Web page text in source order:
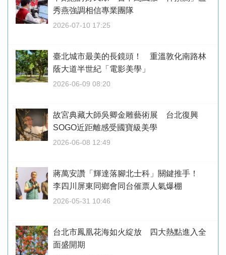
秀燕強調相信專業團隊
2026-07-10 17:25
臺北城市最美的長鏡頭！ 重溫敦化南路林
蔭大道半世紀「電影美學」
2026-06-09 08:20
故宮典藏大師吳卿金雕藝術展 台北復興
SOGO近距離感受國寶級美學
2026-06-08 12:49
蔣萬安讚「輝達落腳北士科」關鍵推手！
李四川屏東同鄉會同台催票人氣爆棚
2026-05-31 10:46
台北市鳳凰花海如火綻放 四大熱點進入全
面盛開期